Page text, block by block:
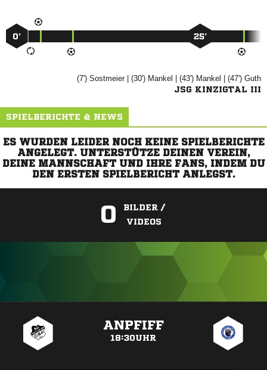
0’ 25’
(7') | (30')  | (43')  | (47') 
JSG KINZIGTAL III
SPIELBERICHTE & NEWS
ES WURDEN LEIDER NOCH KEINE SPIELBERICHTE
ANGELEGT. UNTERSTÜTZE DEINEN VEREIN,
DEINE MANNSCHAFT UND IHRE FANS, INDEM DU
DEN ERSTEN SPIELBERICHT ANLEGST.
0
BILDER /
VIDEOS
ANPFIFF
18:30UHR